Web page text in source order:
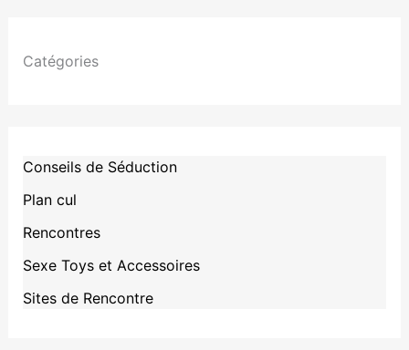
Catégories
Conseils de Séduction
Plan cul
Rencontres
Sexe Toys et Accessoires
Sites de Rencontre